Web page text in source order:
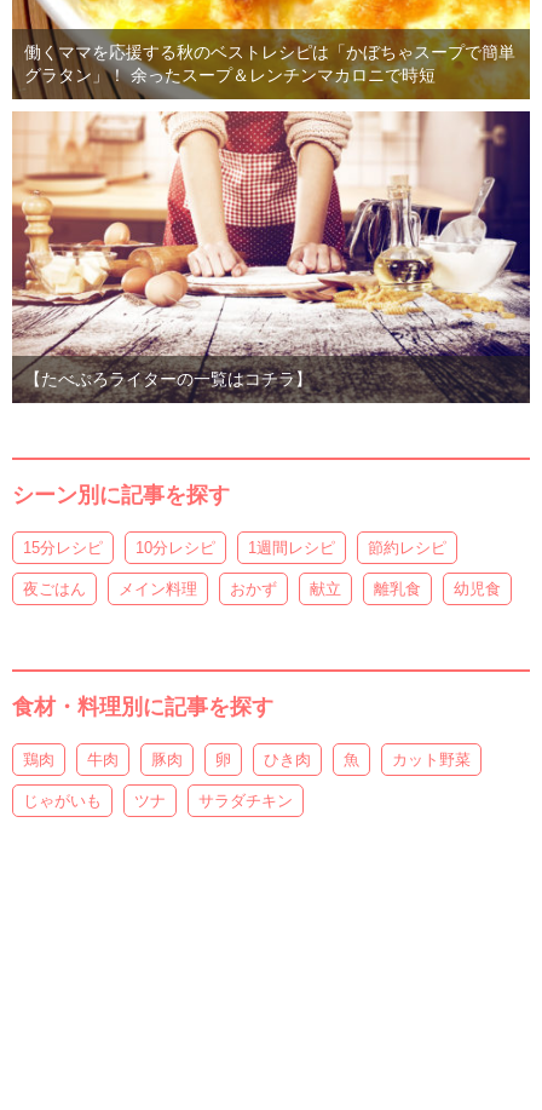
働くママを応援する秋のベストレシピは「かぼちゃスープで簡単
グラタン」！ 余ったスープ＆レンチンマカロニで時短
【たべぷろライターの一覧はコチラ】
シーン別に記事を探す
15分レシピ 10分レシピ 1週間レシピ 節約レシピ
夜ごはん メイン料理 おかず 献立 離乳食 幼児食
食材・料理別に記事を探す
鶏肉 牛肉 豚肉 卵 ひき肉 魚 カット野菜
じゃがいも ツナ サラダチキン